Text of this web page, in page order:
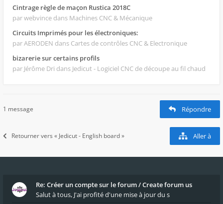
Cintrage règle de maçon Rustica 2018C
par webvince dans Machines CNC & Mécanique
Circuits Imprimés pour les électroniques:
par AERODEN dans Cartes de contrôles CNC & Electronique
bizarerie sur certains profils
par Jérôme Dri dans Jedicut - Logiciel CNC de découpe au fil chaud
1 message Répondre
Retourner vers « Jedicut - English board » Aller à
Re: Créer un compte sur le forum / Create forum us
Salut à tous, J'ai profité d'une mise à jour du s